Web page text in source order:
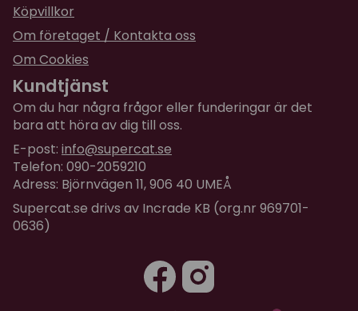
Köpvillkor
Om företaget / Kontakta oss
Om Cookies
Kundtjänst
Om du har några frågor eller funderingar är det
bara att höra av dig till oss.
E-post: info@supercat.se
Telefon: 090-2059210
Adress: Björnvägen 11, 906 40 UMEÅ
Supercat.se drivs av Incrade KB (org.nr 969701-
0636)